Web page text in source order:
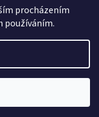
procházením
používáním.
—
výdej
práva vyhrazena.